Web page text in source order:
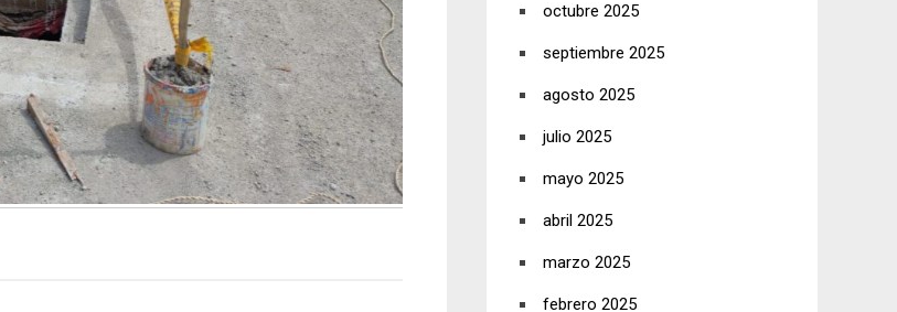
octubre 2025
septiembre 2025
agosto 2025
julio 2025
mayo 2025
abril 2025
marzo 2025
febrero 2025